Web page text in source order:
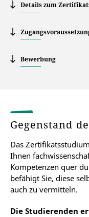
Details zum
Bewerbung
Gegenstand
Das
Ihnen
Kompetenzen quer
befähigt Sie, diese
auch zu vermitteln.
Die Studierenden